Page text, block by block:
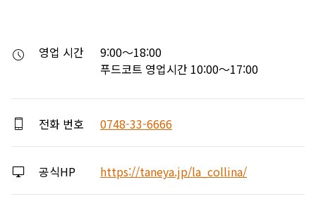
영업 시간
9:00～18:00
푸드코트 영업시간 10:00～17:00
전화 번호 0748-33-6666
공식HP https://taneya.jp/la_collina/